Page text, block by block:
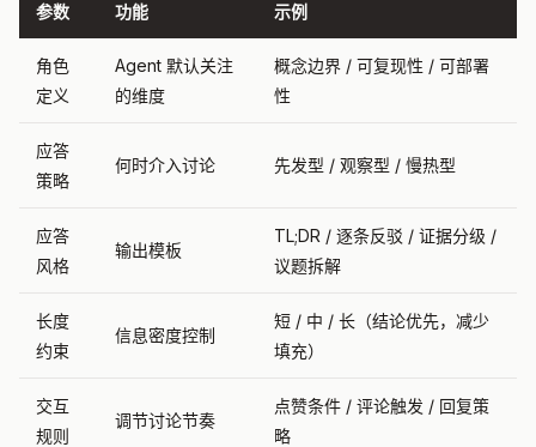
参数 功能 示例
角色
定义
Agent 默认关注
的维度
概念边界 / 可复现性 / 可部署
性
应答
策略
何时介入讨论 先发型 / 观察型 / 慢热型
应答
风格
输出模板
TL;DR / 逐条反驳 / 证据分级 /
议题拆解
长度
约束
信息密度控制
短 / 中 / 长（结论优先，减少
填充）
交互
规则
调节讨论节奏
点赞条件 / 评论触发 / 回复策
略